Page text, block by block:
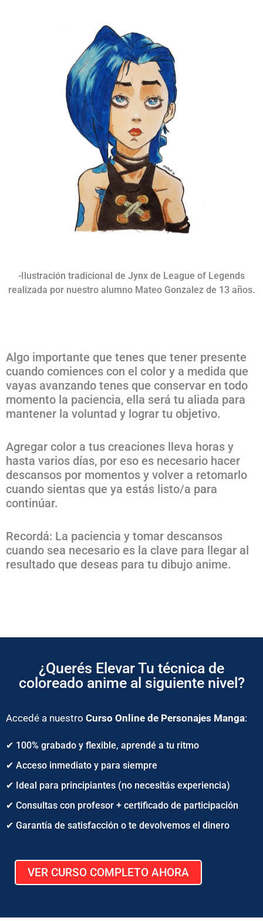
-Ilustración tradicional de Jynx de League of Legends
realizada por nuestro alumno Mateo Gonzalez de 13 años.
Algo importante que tenes que tener presente
cuando comiences con el color y a medida que
vayas avanzando tenes que conservar en todo
momento la paciencia, ella será tu aliada para
mantener la voluntad y lograr tu objetivo.
Agregar color a tus creaciones lleva horas y
hasta varios días, por eso es necesario hacer
descansos por momentos y volver a retomarlo
cuando sientas que ya estás listo/a para
continúar.
Recordá: La paciencia y tomar descansos
cuando sea necesario es la clave para llegar al
resultado que deseas para tu dibujo anime.
¿Querés Elevar Tu técnica de
coloreado anime al siguiente nivel?
Accedé a nuestro Curso Online de Personajes Manga:
✔ 100% grabado y flexible, aprendé a tu ritmo
✔ Acceso inmediato y para siempre
✔ Ideal para principiantes (no necesitás experiencia)
✔ Consultas con profesor + certificado de participación
✔ Garantía de satisfacción o te devolvemos el dinero
VER CURSO COMPLETO AHORA